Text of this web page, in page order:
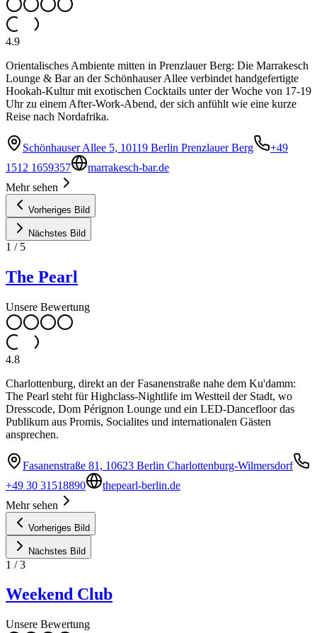
4.9
Orientalisches Ambiente mitten in Prenzlauer Berg: Die Marrakesch
Lounge & Bar an der Schönhauser Allee verbindet handgefertigte
Hookah-Kultur mit exotischen Cocktails unter der Woche von 17-19
Uhr zu einem After-Work-Abend, der sich anfühlt wie eine kurze
Reise nach Nordafrika.
Schönhauser Allee 5, 10119 Berlin Prenzlauer Berg
+49
1512 1659357
marrakesch-bar.de
Mehr sehen
Vorheriges Bild
Nächstes Bild
1 / 5
The Pearl
Unsere Bewertung
4.8
Charlottenburg, direkt an der Fasanenstraße nahe dem Ku'damm:
The Pearl steht für Highclass-Nightlife im Westteil der Stadt, wo
Dresscode, Dom Pérignon Lounge und ein LED-Dancefloor das
Publikum aus Promis, Socialites und internationalen Gästen
ansprechen.
Fasanenstraße 81, 10623 Berlin Charlottenburg-Wilmersdorf
+49 30 31518890
thepearl-berlin.de
Mehr sehen
Vorheriges Bild
Nächstes Bild
1 /3
Weekend Club
Unsere Bewertung